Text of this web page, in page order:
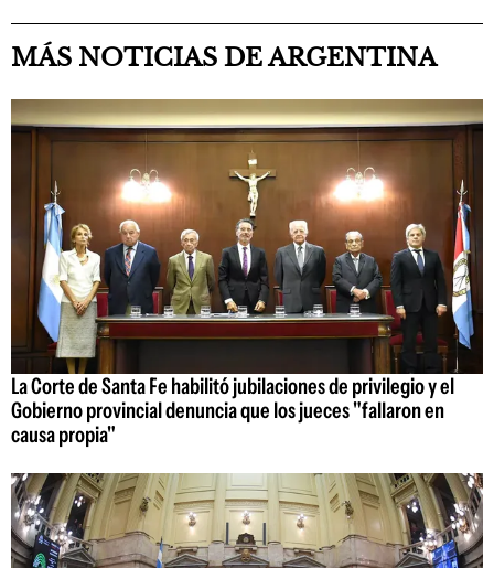
MÁS NOTICIAS DE ARGENTINA
La Corte de Santa Fe habilitó jubilaciones de privilegio y el
Gobierno provincial denuncia que los jueces "fallaron en
causa propia"